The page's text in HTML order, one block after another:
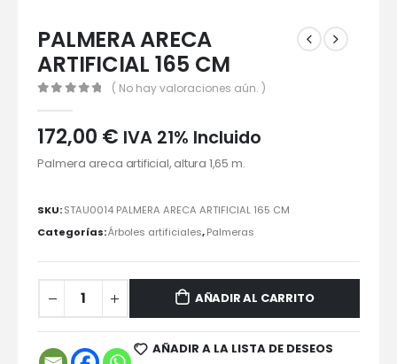
PALMERA ARECA
ARTIFICIAL 165 CM
( No hay valoraciones aún. )
172,00 € IVA 21% Incluido
Palmera areca artificial, altura 1,65 m.
SKU:STAU0014 PALMERA ARECA ARTIFICIAL 165 CM
Categorías:Árboles artificiales,Palmeras
AÑADIR AL CARRITO
AÑADIR A LA LISTA DE DESEOS